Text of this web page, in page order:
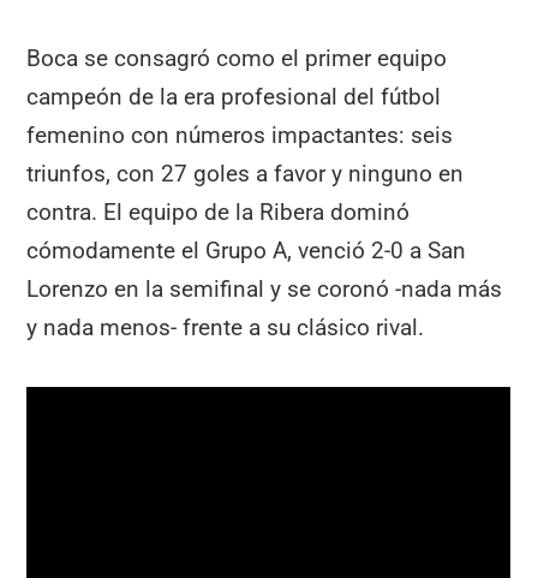
Boca se consagró como el primer equipo
campeón de la era profesional del fútbol
femenino con números impactantes: seis
triunfos, con 27 goles a favor y ninguno en
contra. El equipo de la Ribera dominó
cómodamente el Grupo A, venció 2-0 a San
Lorenzo en la semifinal y se coronó -nada más
y nada menos- frente a su clásico rival.